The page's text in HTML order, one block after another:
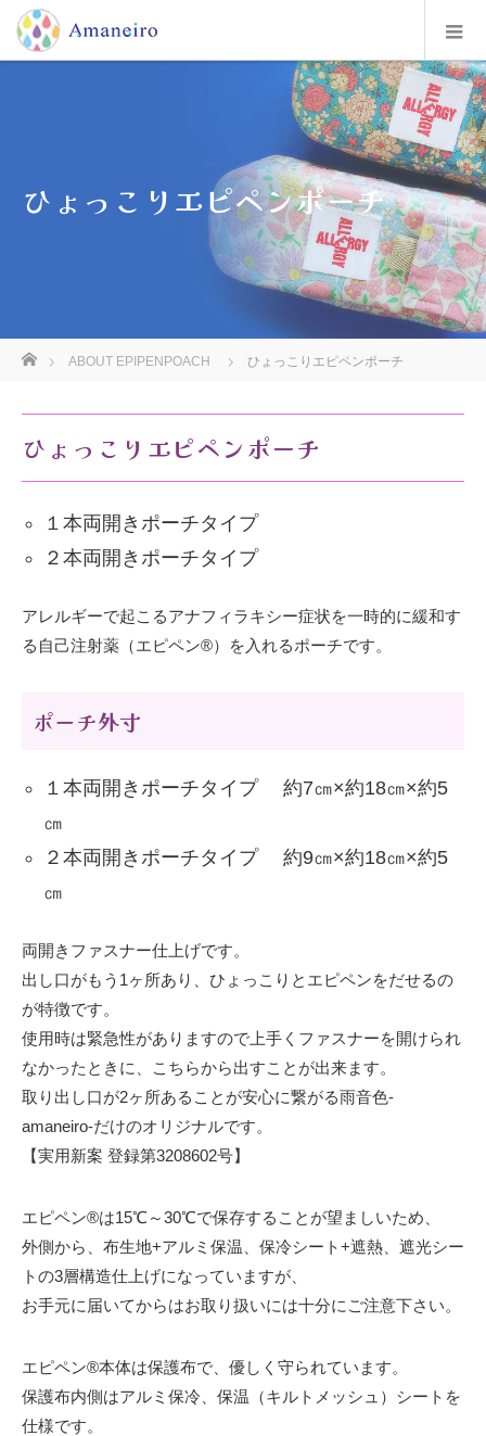
ひょっこりエピペンポーチ
ホーム
ABOUT EPIPENPOACH ひょっこりエピペンポーチ
ひょっこりエピペンポーチ
１本両開きポーチタイプ
２本両開きポーチタイプ
アレルギーで起こるアナフィラキシー症状を一時的に緩和す
る自己注射薬（エピペン®）を入れるポーチです。
ポーチ外寸
１本両開きポーチタイプ 約7㎝×約18㎝×約5
㎝
２本両開きポーチタイプ 約9㎝×約18㎝×約5
㎝
両開きファスナー仕上げです。
出し口がもう1ヶ所あり、ひょっこりとエピペンをだせるの
が特徴です。
使用時は緊急性がありますので上手くファスナーを開けられ
なかったときに、こちらから出すことが出来ます。
取り出し口が2ヶ所あることが安心に繋がる雨音色-
amaneiro-だけのオリジナルです。
【実用新案 登録第3208602号】
エピペン®は15℃～30℃で保存することが望ましいため、
外側から、布生地+アルミ保温、保冷シート+遮熱、遮光シー
トの3層構造仕上げになっていますが、
お手元に届いてからはお取り扱いには十分にご注意下さい。
エピペン®本体は保護布で、優しく守られています。
保護布内側はアルミ保冷、保温（キルトメッシュ）シートを
仕様です。